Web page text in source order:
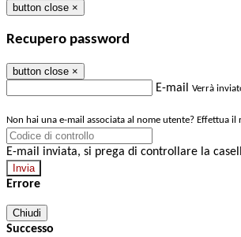
button close ×
Recupero password
button close ×
E-mail Verrà
Non hai una e-mail associata al nome utente? Effettua
E-mail inviata, si prega di controllare la
Errore
Chiudi
Successo